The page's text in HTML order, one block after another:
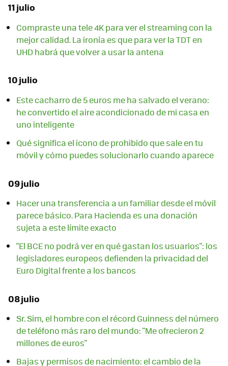
11 julio
Compraste una tele 4K para ver el streaming con la
mejor calidad. La ironía es que para ver la TDT en
UHD habrá que volver a usar la antena
10 julio
Este cacharro de 5 euros me ha salvado el verano:
he convertido el aire acondicionado de mi casa en
uno inteligente
Qué significa el icono de prohibido que sale en tu
móvil y cómo puedes solucionarlo cuando aparece
09 julio
Hacer una transferencia a un familiar desde el móvil
parece básico. Para Hacienda es una donación
sujeta a este límite exacto
"El BCE no podrá ver en qué gastan los usuarios": los
legisladores europeos defienden la privacidad del
Euro Digital frente a los bancos
08 julio
Sr. Sim, el hombre con el récord Guinness del número
de teléfono más raro del mundo: "Me ofrecieron 2
millones de euros"
Bajas y permisos de nacimiento: el cambio de la